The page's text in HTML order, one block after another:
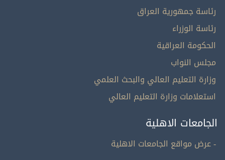
رئاسة جمهورية العراق
رئاسة الوزراء
الحكومة العراقية
مجلس النواب
وزارة التعليم العالي والبحث العلمي
استعلامات وزارة التعليم العالي
الجامعات الاهلية
- عرض مواقع الجامعات الاهلية